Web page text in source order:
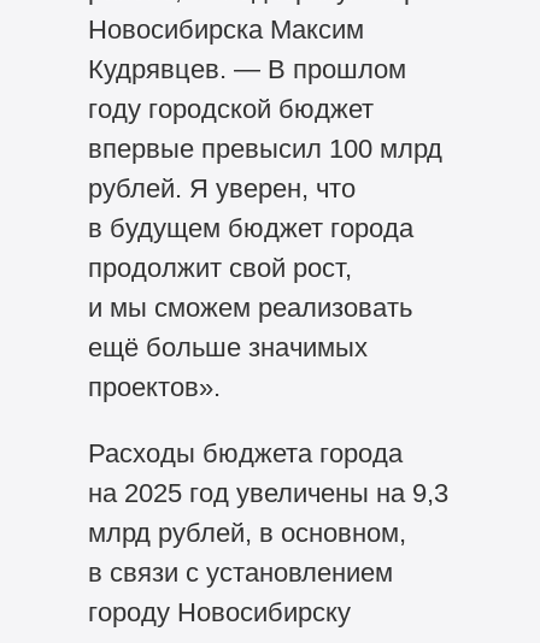
Новосибирска Максим
Кудрявцев. — В прошлом
году городской бюджет
впервые превысил 100 млрд
рублей. Я уверен, что
в будущем бюджет города
продолжит свой рост,
и мы сможем реализовать
ещё больше значимых
проектов».
Расходы бюджета города
на 2025 год увеличены на 9,3
млрд рублей, в основном,
в связи с установлением
городу Новосибирску